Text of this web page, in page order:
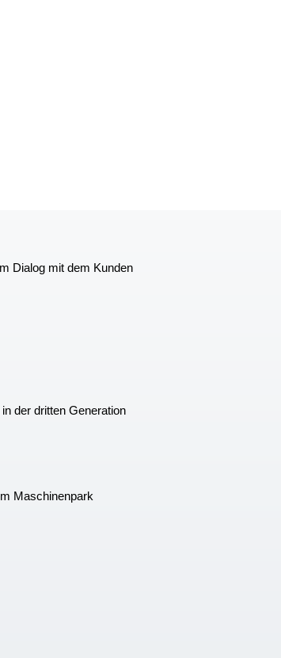
Dialog mit dem Kunden
der dritten Generation
Maschinenpark